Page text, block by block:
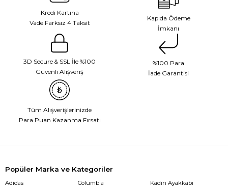
Kredi Kartına
Vade Farksız 4 Taksit
Kapıda Ödeme
İmkanı
3D Secure & SSL İle %100
Güvenli Alışveriş
%100 Para
İade Garantisi
Tüm Alışverişlerinizde
Para Puan Kazanma Fırsatı
Popüler Marka ve Kategoriler
Adidas
Columbia
Kadın Ayakkabı